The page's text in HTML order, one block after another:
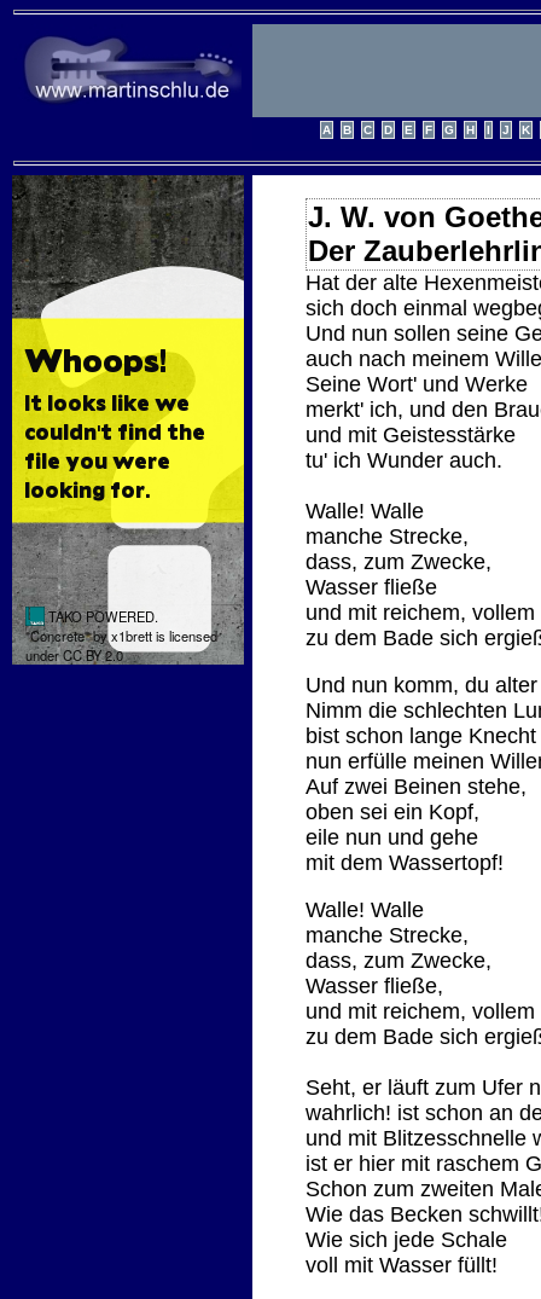
J. W. von
Der
Hat der alte
sich doch einmal
Und nun sollen seine
auch nach meinem
Seine Wort' und Werke
merkt' ich, und den
und mit Geistesstärke
tu' ich Wunder auch.
Walle! Walle
manche Strecke,
dass, zum Zwecke,
Wasser fließe
und mit reichem,
zu dem Bade sich
Und nun komm, du
Nimm die schlechten
bist schon lange
nun erfülle meinen
Auf zwei Beinen stehe,
oben sei ein Kopf,
eile nun und gehe
mit dem Wassertopf!
Walle! Walle
manche Strecke,
dass, zum Zwecke,
Wasser fließe,
und mit reichem,
zu dem Bade sich
Seht, er läuft zum Ufer
wahrlich! ist schon an
und mit Blitzesschnelle
ist er hier mit raschem
Schon zum zweiten
Wie das Becken
Wie sich jede Schale
voll mit Wasser füllt!